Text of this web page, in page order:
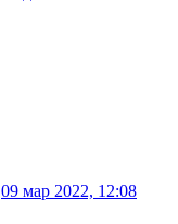
09 мар 2022, 12:08